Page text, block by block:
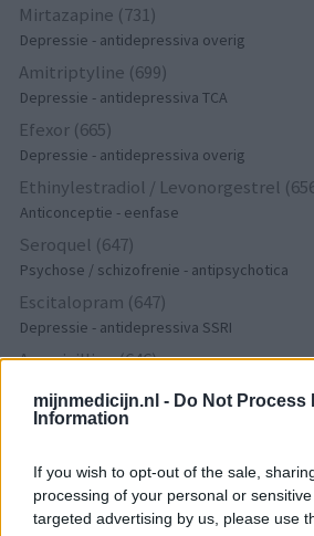
mijnmedicijn.nl - Do Not Process
Information
If you wish to opt-out of the sale,
processing of your personal or
targeted advertising by us, please use
Mirtazapine (731)
Depressie - antidepressiva overig
Amitriptyline (699)
Depressie - antidepressiva TCA
Efexor (665)
Depressie - antidepressiva overig
Ethinylestradiol / Levonorgestrel
Anticonceptie - eenfase
Seroquel (647)
Psychose / schizofrenie - antipsychotica
Escitalopram (647)
Depressie - antidepressiva SSRI
Amoxicilline (646)
Wellbutrin XR (646)
Metformine (620)
Diabetes (suikerziekte) - orale middelen